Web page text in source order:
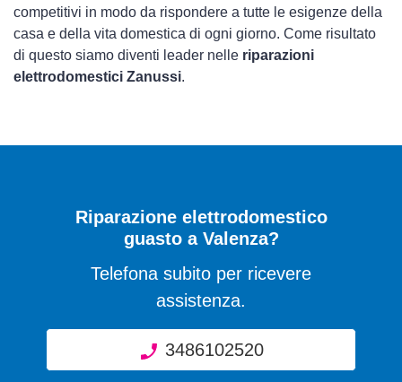
competitivi in modo da rispondere a tutte le esigenze della
casa e della vita domestica di ogni giorno. Come risultato
di questo siamo diventi leader nelle riparazioni
elettrodomestici Zanussi.
Riparazione elettrodomestico
guasto a Valenza?
Telefona subito per ricevere
assistenza.
3486102520